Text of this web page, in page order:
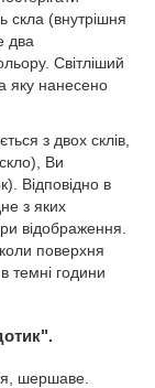
скла (внутрішня
два
Світліший
яку нанесено
з двох склів,
Ви
Відповідно в
з яких
відображення.
поверхня
темні години
шершаве.